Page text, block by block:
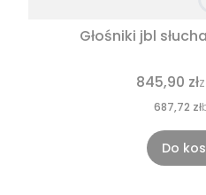
Głośniki jbl
845,90 złz
687,72 zł
Do